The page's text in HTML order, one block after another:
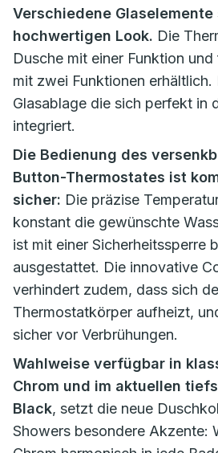
Verschiedene
hochwertigen Look. Die
Dusche mit einer Funktion
mit zwei Funktionen
Glasablage die sich perfekt in
integriert.
Die Bedienung des
Button-Thermostates ist
sicher: Die präzise
konstant die gewünschte
ist mit einer Sicherheitssperre
ausgestattet. Die innovative
verhindert zudem, dass sich
Thermostatkörper aufheizt,
sicher vor Verbrühungen.
Wahlweise verfügbar in
Chrom und im aktuellen
Black, setzt die neue
Showers besondere Akzente: